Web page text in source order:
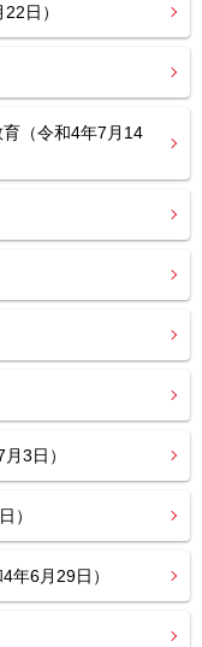
日）
（令和4年7月14
3日）
）
年6月29日）